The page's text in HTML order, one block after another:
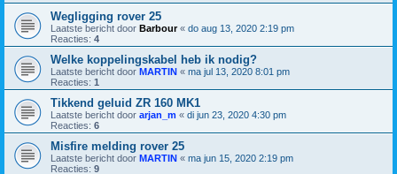
Wegligging rover 25
Laatste bericht door Barbour« do aug 13, 2020 2:19 pm
Reacties: 4
Welke koppelingskabel heb ik nodig?
Laatste bericht door MARTIN « ma jul 13, 2020 8:01 pm
Reacties: 1
Tikkend geluid ZR 160 MK1
Laatste bericht door arjan_m « di jun 23, 2020 4:30 pm
Reacties: 6
Misfire melding rover 25
Laatste bericht door MARTIN « ma jun 15, 2020 2:19 pm
Reacties: 9